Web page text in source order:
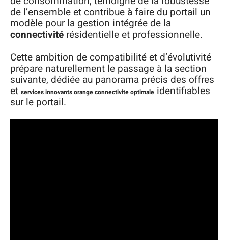
de l’ensemble et contribue à faire du portail un
modèle pour la gestion intégrée de la
connectivité résidentielle et professionnelle.
Cette ambition de compatibilité et d’évolutivité
prépare naturellement le passage à la section
suivante, dédiée au panorama précis des offres
et services innovants orange connectivite optimale identifiables
sur le portail.